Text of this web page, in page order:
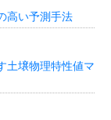
高い予測手法
土壌物理特性値マ